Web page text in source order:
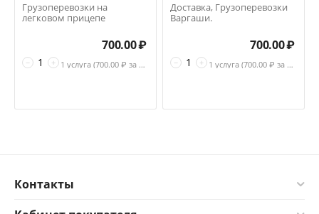
Грузоперевозки на
легковом прицепе
+
−
700.00₽
1 услуга (700.00 ₽ за услуга)
Доставка, Грузоперевозки
Варгаши.
+
−
700.00₽
1 услуга (700.00 ₽ за услуга)
Контакты